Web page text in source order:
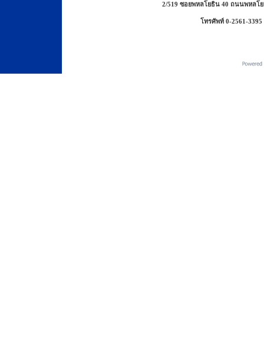
2/519 ซอยพหลโยธิน 40 ถนนพหลโ
โทรศัพท์ 0-2561-